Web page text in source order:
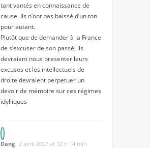
tant vantés en connaissance de
cause. Ils n’ont pas baissé d’un ton
pour autant.
Plutôt que de demander à la France
de s’excuser de son passé, ils
devraient nous presenter leurs
excuses et les intellectuels de
droite devraient perpetuer un
devoir de mémoire sur ces régimes
idylliques
Dang 2 avril 2007 at 12 h 14 min